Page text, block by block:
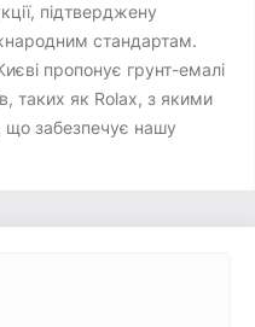
підтверджену
стандартам.
пропонує грунт-емалі
таких як Rolax, з якими
забезпечує нашу